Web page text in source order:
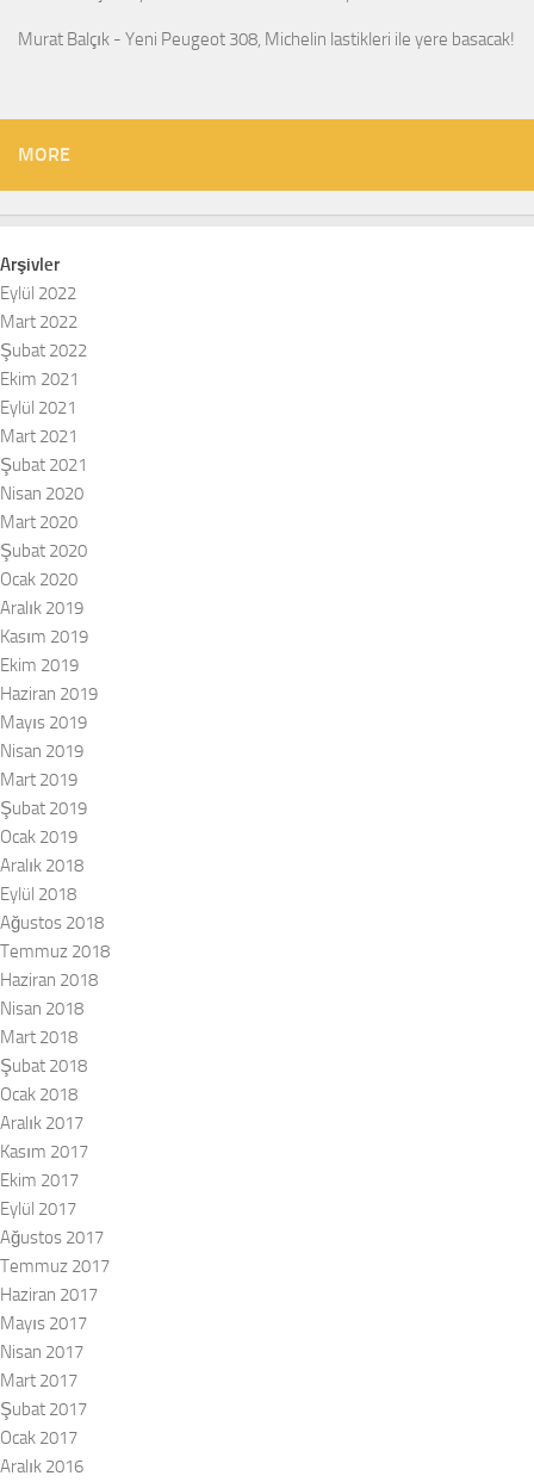
Murat Balçık - Yeni Peugeot 308, Michelin lastikleri ile yere basacak!
MORE
Arşivler
Eylül 2022
Mart 2022
Şubat 2022
Ekim 2021
Eylül 2021
Mart 2021
Şubat 2021
Nisan 2020
Mart 2020
Şubat 2020
Ocak 2020
Aralık 2019
Kasım 2019
Ekim 2019
Haziran 2019
Mayıs 2019
Nisan 2019
Mart 2019
Şubat 2019
Ocak 2019
Aralık 2018
Eylül 2018
Ağustos 2018
Temmuz 2018
Haziran 2018
Nisan 2018
Mart 2018
Şubat 2018
Ocak 2018
Aralık 2017
Kasım 2017
Ekim 2017
Eylül 2017
Ağustos 2017
Temmuz 2017
Haziran 2017
Mayıs 2017
Nisan 2017
Mart 2017
Şubat 2017
Ocak 2017
Aralık 2016